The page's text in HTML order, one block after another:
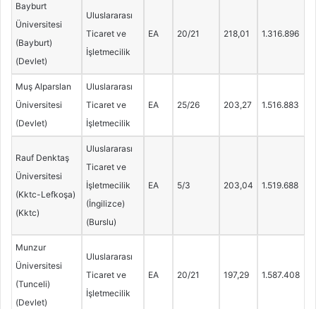
Bayburt
Üniversitesi
(Bayburt)
(Devlet)
Uluslararası
Ticaret ve
İşletmecilik
EA 20/21 218,01 1.316.896
Muş Alparslan
Üniversitesi
(Devlet)
Uluslararası
Ticaret ve
İşletmecilik
EA 25/26 203,27 1.516.883
Rauf Denktaş
Üniversitesi
(Kktc-Lefkoşa)
(Kktc)
Uluslararası
Ticaret ve
İşletmecilik
(İngilizce)
(Burslu)
EA 5/3 203,04 1.519.688
Munzur
Üniversitesi
(Tunceli)
(Devlet)
Uluslararası
Ticaret ve
İşletmecilik
EA 20/21 197,29 1.587.408